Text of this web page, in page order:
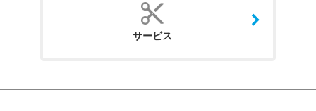
サービス